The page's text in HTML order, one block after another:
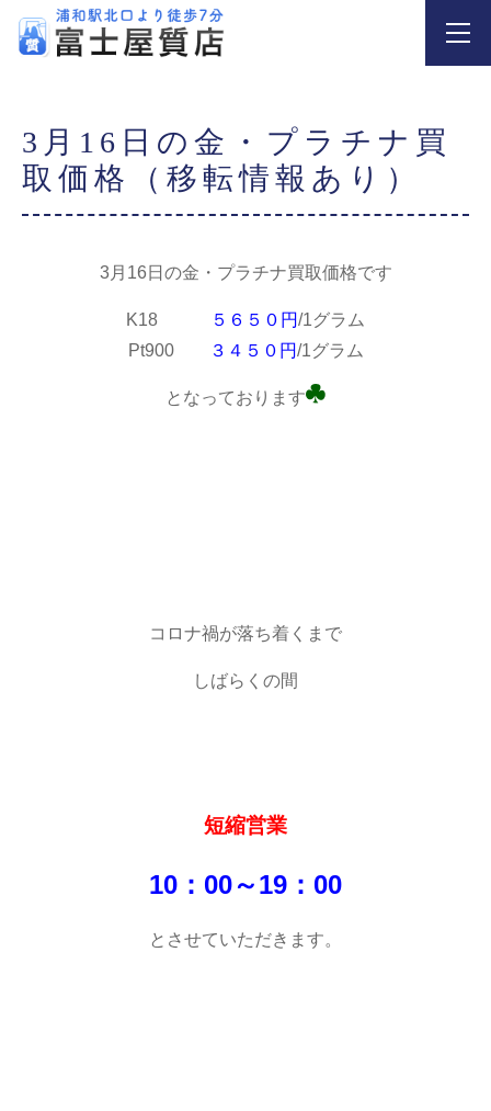
3月16日の金・プラチナ買
取価格（移転情報あり）
3月16日の金・プラチナ買取価格です
K18 ５６５０円/1グラム
Pt900
３４５０円/1グラム
となっております
コロナ禍が落ち着くまで
しばらくの間
短縮営業
10：00～19：00
とさせていただきます。